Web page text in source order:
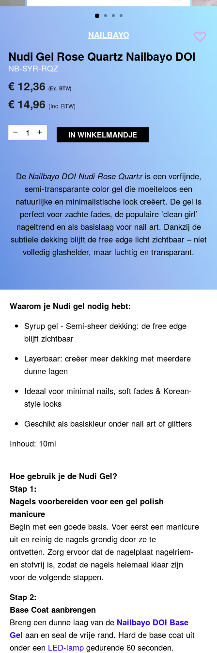
(ESC)
NAILBAYO
Nudi Gel Rose Quartz Nailbayo DOI
NB-SYR-RQZ
Reguliere
€ 12,36 (Ex. BTW)
€ 14,96 (Inc. BTW)
− + IN WINKELMANDJE
De Nailbayo DOI Nudi Rose Quartzis een verfijnde,
semi-transparante color gel die moeiteloos een
natuurlijke en minimalistische look creëert. De gel is
perfect voor zachte fades, de populaire ‘clean girl’
nageltrend en als basislaag voor nail art. Dankzij de
subtiele dekking blijft de free edge licht zichtbaar – niet
volledig glashelder, maar luchtig en transparant.
Waarom je Nudi gel nodig hebt:
Syrup gel - Semi-sheer dekking: de free edge
blijft zichtbaar
Layerbaar: creëer meer dekking met meerdere
dunne lagen
Ideaal voor minimal nails, soft fades & Korean-
style looks
Geschikt als basiskleur onder nail art of glitters
Inhoud: 10ml
Hoe gebruik je de Nudi Gel?
Stap 1:
Nagels voorbereiden voor een gel polish
manicure
Begin met een goede basis. Voer eerst een manicure
uit en reinig de nagels grondig door ze te
ontvetten. Zorg ervoor dat de nagelplaat nagelriem-
en stofvrij is, zodat de nagels helemaal klaar zijn
voor de volgende stappen.
Stap 2:
Base Coat aanbrengen
Breng een dunne laag van de Nailbayo DOI Base
Gel aan en seal de vrije rand. Hard de base coat uit
onder een LED-lamp gedurende 60 seconden.